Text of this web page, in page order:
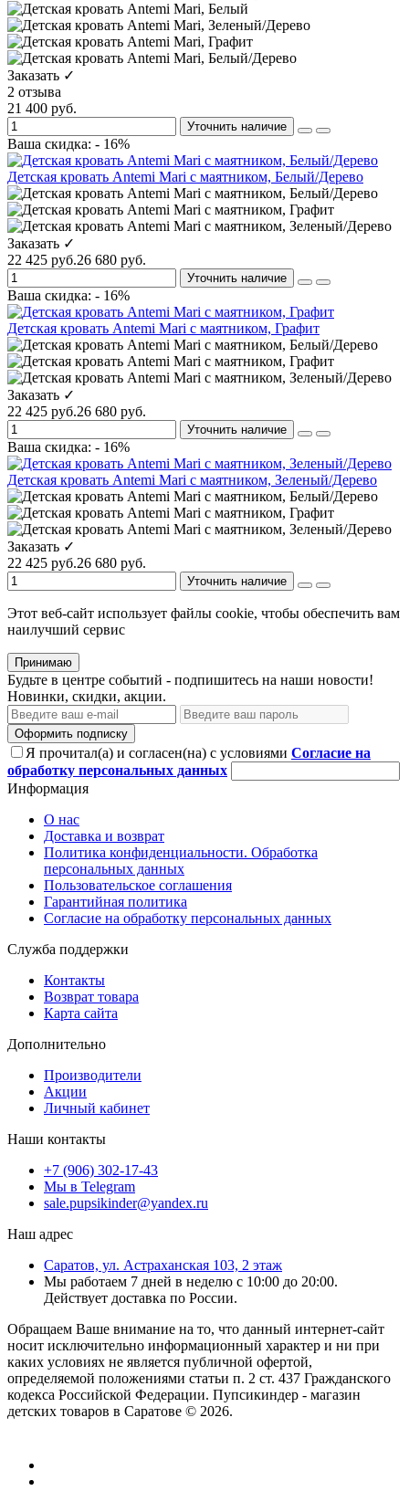
Заказать ✓
2 отзыва
21 400 руб.
Уточнить наличие
Ваша скидка: - 16%
Детская кровать Antemi Mari с маятником, Белый/Дерево
Заказать ✓
22 425 руб.26 680 руб.
Уточнить наличие
Ваша скидка: - 16%
Детская кровать Antemi Mari с маятником, Графит
Заказать ✓
22 425 руб.26 680 руб.
Уточнить наличие
Ваша скидка: - 16%
Детская кровать Antemi Mari с маятником, Зеленый/Дерево
Заказать ✓
22 425 руб.26 680 руб.
Уточнить наличие
Этот веб-сайт использует файлы cookie, чтобы обеспечить вам
наилучший сервис
Принимаю
Будьте в центре событий - подпишитесь на наши новости!
Новинки, скидки, акции.
Оформить подписку
Я прочитал(а) и согласен(на) с условиями Согласие на
обработку персональных данных
Информация
О нас
Доставка и возврат
Политика конфиденциальности. Обработка
персональных данных
Пользовательское соглашения
Гарантийная политика
Согласие на обработку персональных данных
Служба поддержки
Контакты
Возврат товара
Карта сайта
Дополнительно
Производители
Акции
Личный кабинет
Наши контакты
+7 (906) 302-17-43
Мы в Telegram
sale.pupsikinder@yandex.ru
Наш адрес
Саратов, ул. Астраханская 103, 2 этаж
Мы работаем 7 дней в неделю с 10:00 до 20:00.
Действует доставка по России.
Обращаем Ваше внимание на то, что данный интернет-сайт
носит исключительно информационный характер и ни при
каких условиях не является публичной офертой,
определяемой положениями статьи п. 2 ст. 437 Гражданского
кодекса Российской Федерации. Пупсикиндер - магазин
детских товаров в Саратове © 2026.